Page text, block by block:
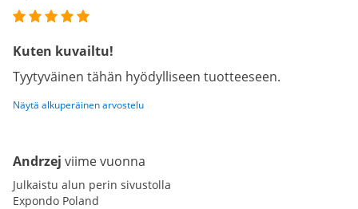
Kuten kuvailtu!
Tyytyväinen tähän hyödylliseen tuotteeseen.
Näytä alkuperäinen arvostelu
Andrzej viime vuonna
Julkaistu alun perin sivustolla
Expondo Poland